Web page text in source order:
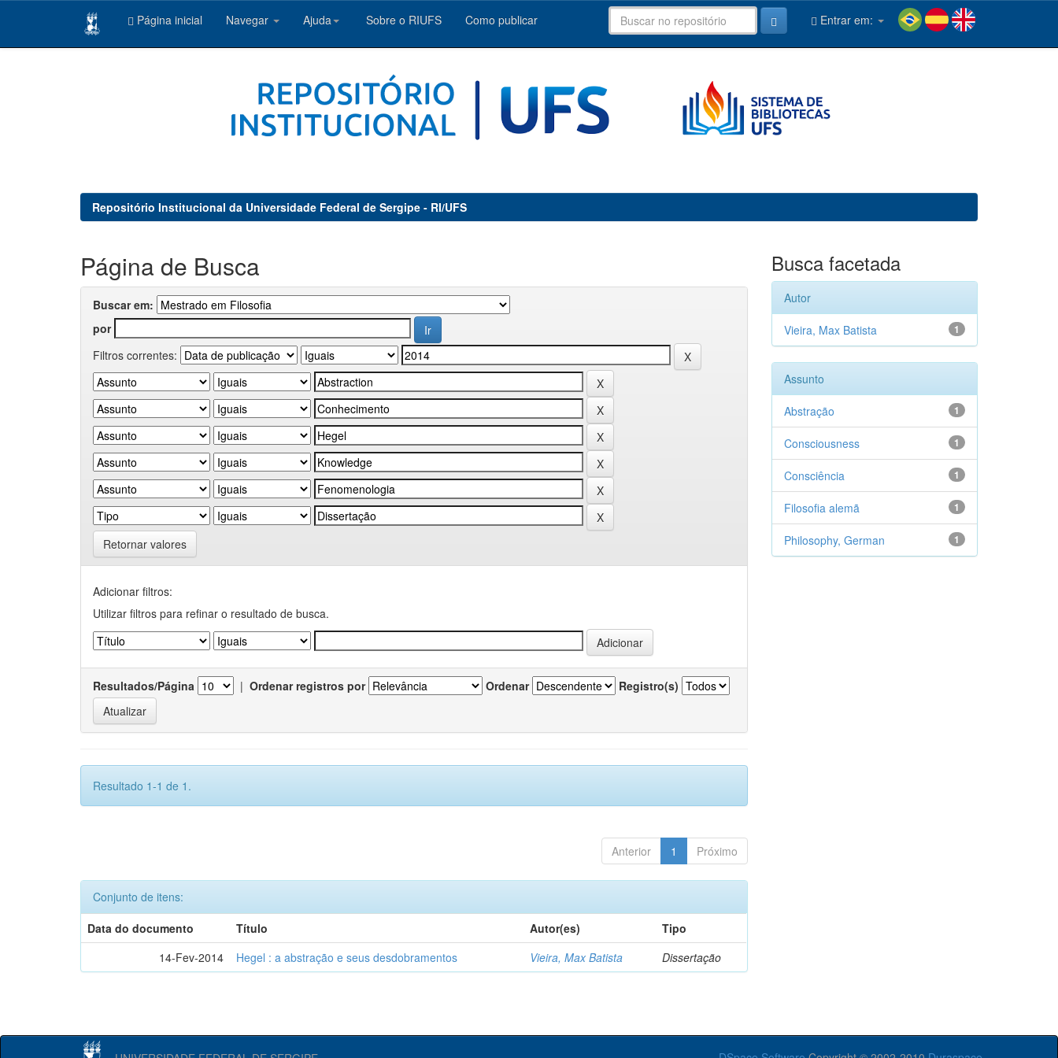
Página inicial Navegar Ajuda Sobre o RIUFS Como publicar Entrar em:
Repositório Institucional da Universidade Federal de Sergipe - RI/UFS
Página de Busca
Buscar em:
por
Filtros correntes:
Retornar valores
Adicionar filtros:
Utilizar filtros para refinar o resultado de busca.
Resultados/Página | Ordenar registros por Ordenar Registro(s)
Resultado 1-1 de 1.
Anterior 1 Próximo
Conjunto de itens:
Data do documento
Título Autor(es)
Tipo
14-Fev-2014
Hegel : a abstração e seus desdobramentos Vieira, Max Batista Dissertação
Busca facetada
Autor
1
Vieira, Max Batista
Assunto
1
Abstração
1
Consciousness
1
Consciência
1
Filosofia alemã
1
Philosophy, German